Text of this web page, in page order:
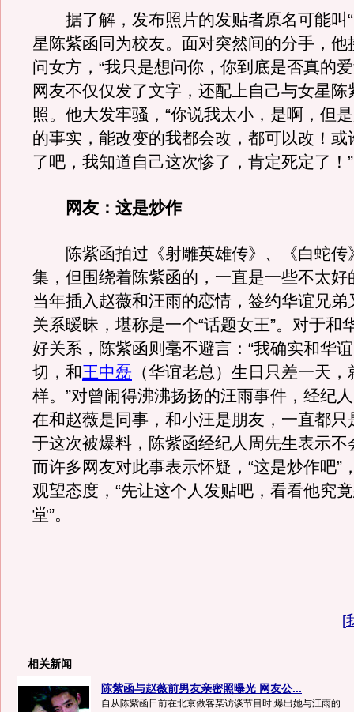
据了解，发布照片的发贴者原名可能叫“
星陈紫函同为校友。面对突然间的分手，他
问女方，“我只是想问你，你到底是否真的
网友不仅仅发了文字，还配上自己与女星陈
照。他大发牢骚，“你说我太小，是啊，但
的事实，能改变的我都会改，都可以改！或
了吧，我知道自己这次惨了，肯定死定了！”
网友：这是炒作
陈紫函拍过《射雕英雄传》、《白蛇传
集，但围绕着陈紫函的，一直是一些不太好
当年插入赵薇和汪雨的恋情，签约华谊兄弟
关系暧昧，堪称是一个“话题女王”。对于和
好关系，陈紫函则毫不避言：“我确实和华
切，和王中磊 （华谊老总）生日只差一天
样。”对曾闹得沸沸扬扬的汪雨事件，经纪
在和赵薇是同事，和小汪是朋友，一直都只
于这次被爆料，陈紫函经纪人周先生表示不
而许多网友对此事表示怀疑，“这是炒作吧”
观望态度，“先让这个人发贴吧，看看他究
堂”。
[
相关新闻
陈紫函与赵薇前男友亲密照曝光 网友公...
自从陈紫函日前在北京做客某访谈节目时,爆出她与汪雨的